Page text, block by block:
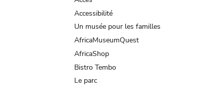
Accessibilité
Un musée pour les familles
AfricaMuseumQuest
AfricaShop
Bistro Tembo
Le parc